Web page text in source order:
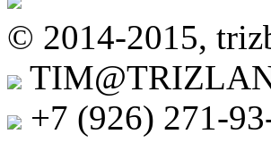
© 2014-2015,
+7 (926) 271-